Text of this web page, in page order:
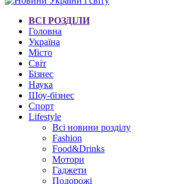
ВСІ РОЗДІЛИ
Головна
Україна
Місто
Світ
Бізнес
Наука
Шоу-бізнес
Спорт
Lifestyle
Всі новини розділу
Fashion
Food&Drinks
Мотори
Гаджети
Подорожі